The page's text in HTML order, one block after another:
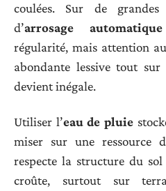
coulées. Sur de grandes
d’arrosage automatique
régularité, mais attention
abondante lessive tout sur
devient inégale.
Utiliser l’eau de pluie
miser sur une ressource
respecte la structure du
croûte, surtout sur